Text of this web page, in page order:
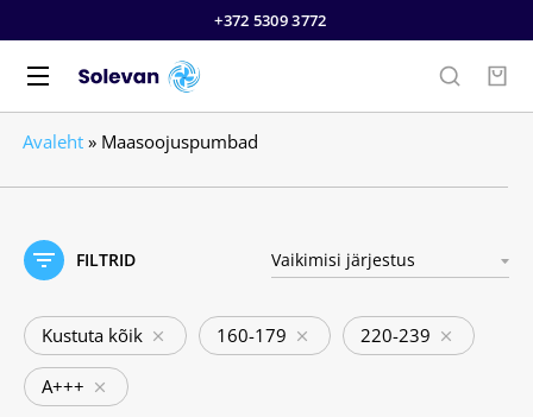
+372 5309 3772
Avaleht » Maasoojuspumbad
FILTRID
Kustuta kõik 160-179 220-239
A+++